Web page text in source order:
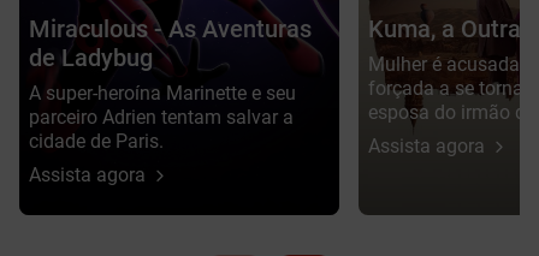
Miraculous - As Aventuras
de Ladybug
A super-heroína Marinette e seu
parceiro Adrien tentam salvar a
cidade de Paris.
Assista agora
Kuma, a Outra
Mulher é acusada
forçada a se tornar
esposa do irmão
Assista agora